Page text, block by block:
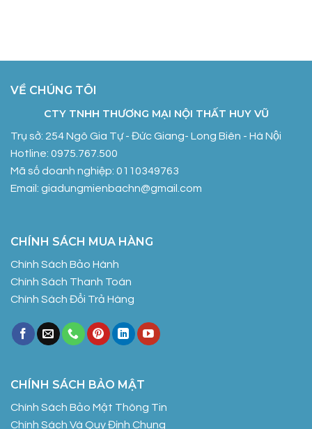
VỀ CHÚNG TÔI
CTY TNHH THƯƠNG MẠI NỘI THẤT HUY VŨ
Trụ sở: 254 Ngô Gia Tự - Đức Giang- Long Biên - Hà Nội
Hotline: 0975.767.500
Mã số doanh nghiệp: 0110349763
Email: giadungmienbachn@gmail.com
CHÍNH SÁCH MUA HÀNG
Chính Sách Bảo Hành
Chính Sách Thanh Toán
Chính Sách Đổi Trả Hàng
CHÍNH SÁCH BẢO MẬT
Chính Sách Bảo Mật Thông Tin
Chính Sách Và Quy Định Chung